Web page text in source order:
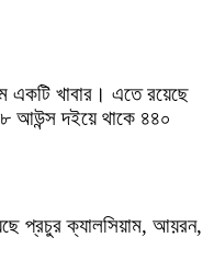
একটি খাবার। এতে রয়েছে
আউন্স দইয়ে থাকে ৪৪০
প্রচুর ক্যালসিয়াম, আয়রন,